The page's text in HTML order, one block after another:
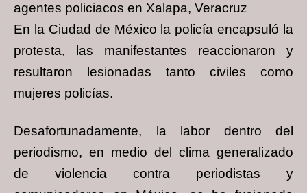
agentes policiacos en Xalapa, Veracruz
En la Ciudad de México la policía encapsuló la
protesta, las manifestantes reaccionaron y
resultaron lesionadas tanto civiles como
mujeres policías.
Desafortunadamente, la labor dentro del
periodismo, en medio del clima generalizado
de violencia contra periodistas y